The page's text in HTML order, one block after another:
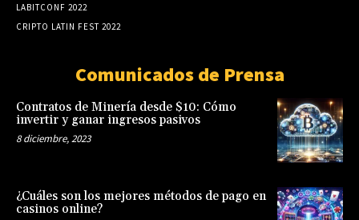
LABITCONF 2022
CRIPTO LATIN FEST 2022
Comunicados de Prensa
Contratos de Minería desde $10: Cómo
invertir y ganar ingresos pasivos
8 diciembre, 2023
¿Cuáles son los mejores métodos de pago en
casinos online?